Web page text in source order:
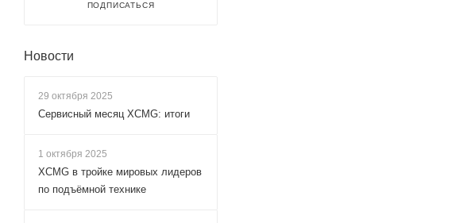
ПОДПИСАТЬСЯ
Новости
29 октября 2025
Сервисный месяц XCMG: итоги
1 октября 2025
XCMG в тройке мировых лидеров
по подъёмной технике